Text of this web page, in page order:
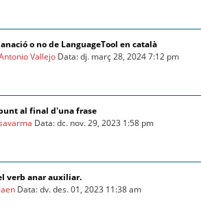
o no de LanguageTool en català
Vallejo Data: dj. març 28, 2024 7:12 pm
al final d'una frase
Data: dc. nov. 29, 2023 1:58 pm
verb anar auxiliar.
Jaen Data: dv. des. 01, 2023 11:38 am